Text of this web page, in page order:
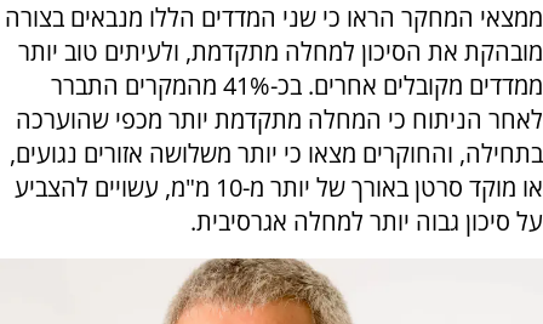
ממצאי המחקר הראו כי שני המדדים הללו מנבאים בצורה
מובהקת את הסיכון למחלה מתקדמת, ולעיתים טוב יותר
ממדדים מקובלים אחרים. בכ-41% מהמקרים התברר
לאחר הניתוח כי המחלה מתקדמת יותר מכפי שהוערכה
בתחילה, והחוקרים מצאו כי יותר משלושה אזורים נגועים,
או מוקד סרטן באורך של יותר מ-10 מ"מ, עשויים להצביע
על סיכון גבוה יותר למחלה אגרסיבית.